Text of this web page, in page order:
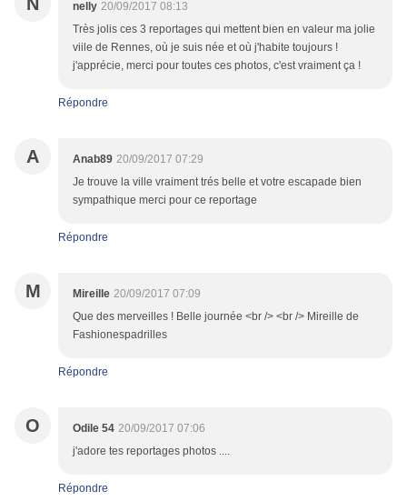
nelly 20/09/2017 08:13
Très jolis ces 3 reportages qui mettent bien en valeur ma jolie
viile de Rennes, où je suis née et où j'habite toujours !
j'apprécie, merci pour toutes ces photos, c'est vraiment ça !
Répondre
A Anab89 20/09/2017 07:29
Je trouve la ville vraiment trés belle et votre escapade bien
sympathique merci pour ce reportage
Répondre
M Mireille 20/09/2017 07:09
Que des merveilles ! Belle journée <br /> <br /> Mireille de
Fashionespadrilles
Répondre
O Odile 54 20/09/2017 07:06
j'adore tes reportages photos ....
Répondre